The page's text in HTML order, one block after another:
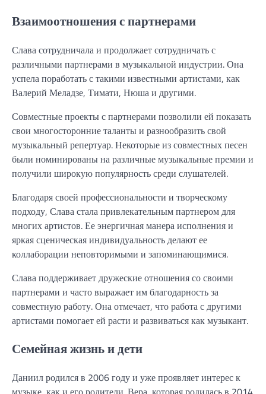
Взаимоотношения с партнерами
Слава сотрудничала и продолжает сотрудничать с
различными партнерами в музыкальной индустрии. Она
успела поработать с такими известными артистами, как
Валерий Меладзе, Тимати, Нюша и другими.
Совместные проекты с партнерами позволили ей показать
свои многосторонние таланты и разнообразить свой
музыкальный репертуар. Некоторые из совместных песен
были номинированы на различные музыкальные премии и
получили широкую популярность среди слушателей.
Благодаря своей профессиональности и творческому
подходу, Слава стала привлекательным партнером для
многих артистов. Ее энергичная манера исполнения и
яркая сценическая индивидуальность делают ее
коллаборации неповторимыми и запоминающимися.
Слава поддерживает дружеские отношения со своими
партнерами и часто выражает им благодарность за
совместную работу. Она отмечает, что работа с другими
артистами помогает ей расти и развиваться как музыкант.
Семейная жизнь и дети
Даниил родился в 2006 году и уже проявляет интерес к